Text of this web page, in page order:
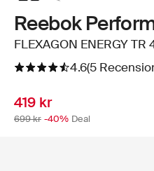
Reebok
FLEXAGON ENERGY
4.6(5
419 kr
699 kr -40% Deal